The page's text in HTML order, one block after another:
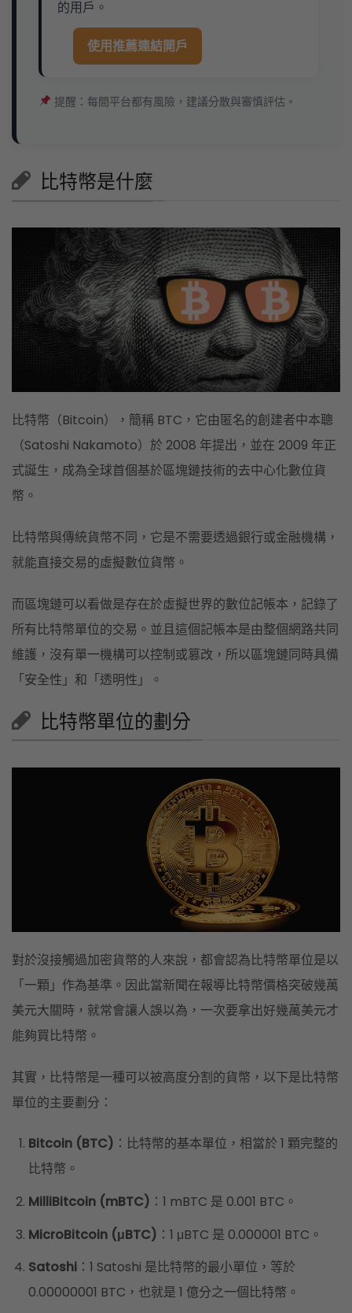
的用戶。
使用推薦連結開戶
提醒：每間平台都有風險，建議分散與審慎評估。
比特幣是什麼
比特幣（Bitcoin），簡稱 BTC，它由匿名的創建者中本聰
（Satoshi Nakamoto）於 2008 年提出，並在 2009 年正
式誕生，成為全球首個基於區塊鏈技術的去中心化數位貨
幣。
比特幣與傳統貨幣不同，它是不需要透過銀行或金融機構，
就能直接交易的虛擬數位貨幣。
而區塊鏈可以看做是存在於虛擬世界的數位記帳本，記錄了
所有比特幣單位的交易。並且這個記帳本是由整個網路共同
維護，沒有單一機構可以控制或篡改，所以區塊鏈同時具備
「安全性」和「透明性」。
比特幣單位的劃分
對於沒接觸過加密貨幣的人來說，都會認為比特幣單位是以
「一顆」作為基準。因此當新聞在報導比特幣價格突破幾萬
美元大關時，就常會讓人誤以為，一次要拿出好幾萬美元才
能夠買比特幣。
其實，比特幣是一種可以被高度分割的貨幣，以下是比特幣
單位的主要劃分：
Bitcoin (BTC) ：比特幣的基本單位，相當於 1 顆完整的
比特幣。
MilliBitcoin (mBTC) ：1 mBTC 是 0.001 BTC。
MicroBitcoin (μBTC) ：1 μBTC 是 0.000001 BTC。
Satoshi：1 Satoshi 是比特幣的最小單位，等於
0.00000001 BTC，也就是 1 億分之一個比特幣。